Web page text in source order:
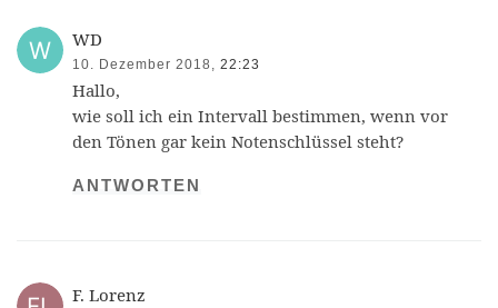
WD
10. Dezember 2018, 22:23
Hallo,
wie soll ich ein Intervall bestimmen, wenn vor
den Tönen gar kein Notenschlüssel steht?
ANTWORTEN
F. Lorenz